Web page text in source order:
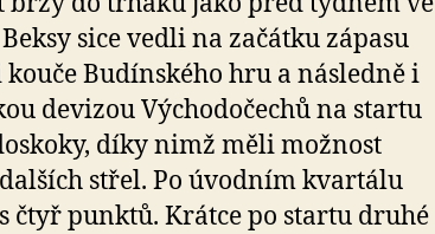
sice vedli na začátku zápasu
kouče Budínského hru a následně i
devizou Východočechů na startu
díky nimž měli možnost
střel. Po úvodním kvartálu
čtyř punktů. Krátce po startu druhé